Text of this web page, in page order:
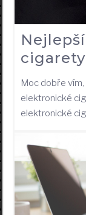
cigarety
Moc dobře
elektronické
elektronické